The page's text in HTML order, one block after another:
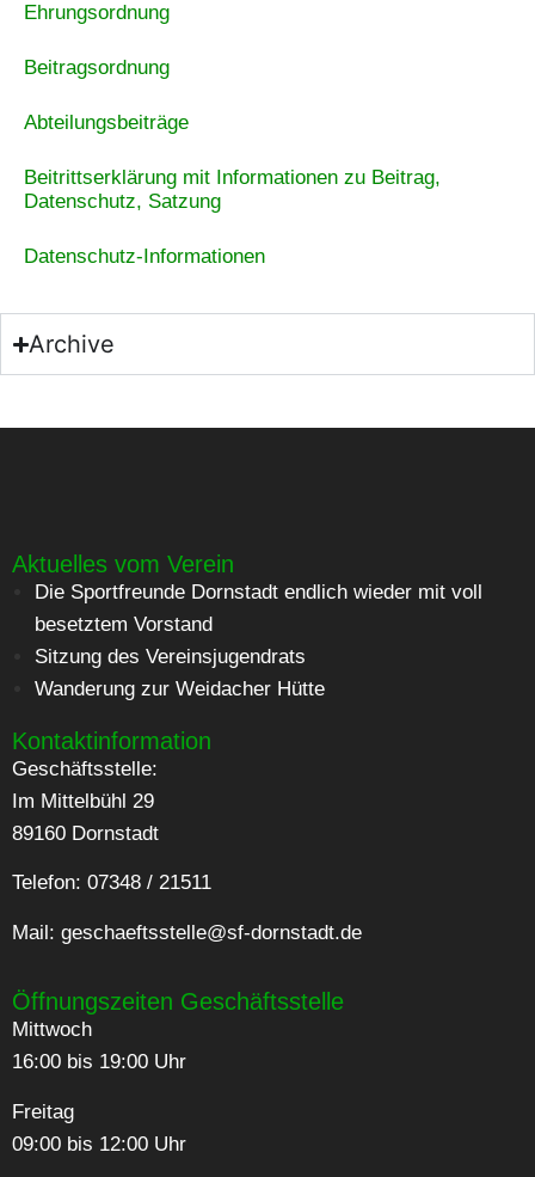
Ehrungsordnung
Beitragsordnung
Abteilungsbeiträge
Beitrittserklärung mit Informationen zu Beitrag,
Datenschutz, Satzung
Datenschutz-Informationen
Archive
Aktuelles vom Verein
Die Sportfreunde Dornstadt endlich wieder mit voll
besetztem Vorstand
Sitzung des Vereinsjugendrats
Wanderung zur Weidacher Hütte
Kontaktinformation
Geschäftsstelle:
Im Mittelbühl 29
89160 Dornstadt
Telefon: 07348 / 21511
Mail: geschaeftsstelle@sf-dornstadt.de
Öffnungszeiten Geschäftsstelle
Mittwoch
16:00 bis 19:00 Uhr
Freitag
09:00 bis 12:00 Uhr